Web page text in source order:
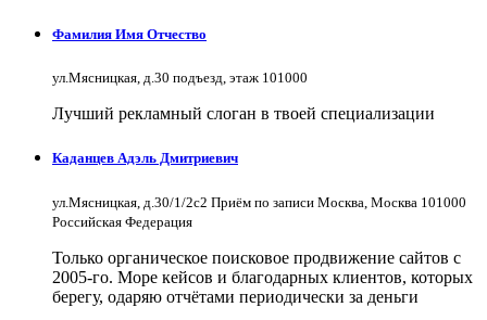
Фамилия Имя Отчество
ул.Мясницкая, д.30 подъезд, этаж 101000
Лучший рекламный слоган в твоей специализации
Каданцев Адэль Дмитриевич
ул.Мясницкая, д.30/1/2с2 Приём по записи Москва, Москва 101000
Российская Федерация
Только органическое поисковое продвижение сайтов с
2005-го. Море кейсов и благодарных клиентов, которых
берегу, одаряю отчётами периодически за деньги